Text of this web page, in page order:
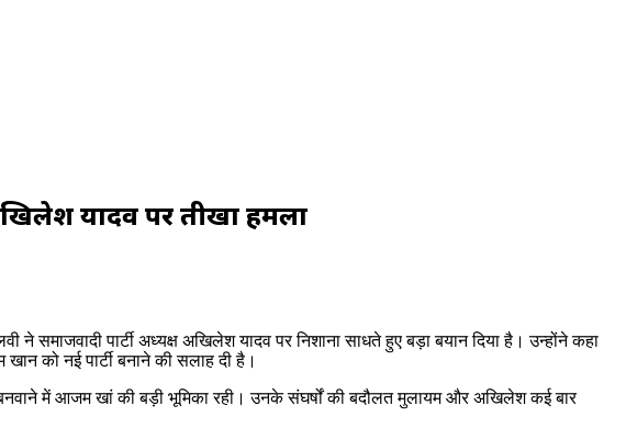
यादव पर तीखा हमला
समाजवादी पार्टी अध्यक्ष अखिलेश यादव पर निशाना साधते हुए बड़ा बयान दिया है। उन्होंने कहा
को नई पार्टी बनाने की सलाह दी है।
में आजम खां की बड़ी भूमिका रही। उनके संघर्षों की बदौलत मुलायम और अखिलेश कई बार